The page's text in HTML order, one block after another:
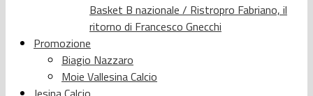
Basket B nazionale / Ristropro Fabriano, il
ritorno di Francesco Gnecchi
Promozione
Biagio Nazzaro
Moie Vallesina Calcio